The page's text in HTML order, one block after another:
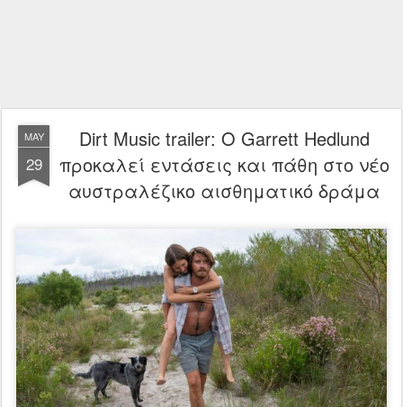
MAY
29
Dirt Music trailer: Ο Garrett Hedlund
προκαλεί εντάσεις και πάθη στο νέο
αυστραλέζικο αισθηματικό δράμα